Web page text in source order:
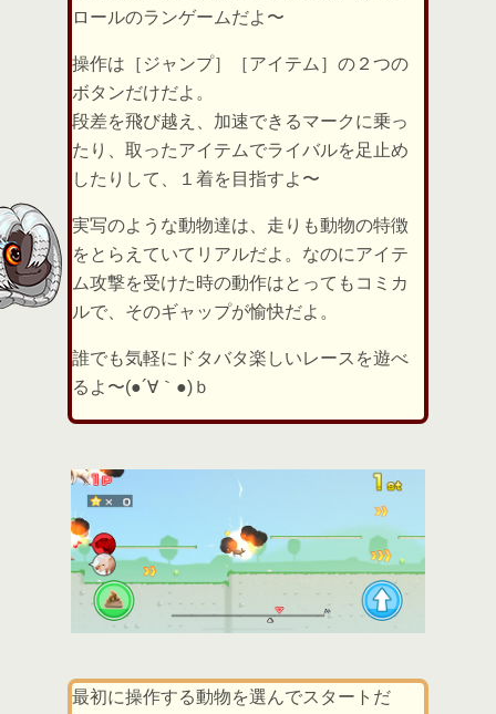
ロールのランゲームだよ〜
操作は［ジャンプ］［アイテム］の２つの
ボタンだけだよ。
段差を飛び越え、加速できるマークに乗っ
たり、取ったアイテムでライバルを足止め
したりして、１着を目指すよ〜
実写のような動物達は、走りも動物の特徴
をとらえていてリアルだよ。なのにアイテ
ム攻撃を受けた時の動作はとってもコミカ
ルで、そのギャップが愉快だよ。
誰でも気軽にドタバタ楽しいレースを遊べ
るよ〜(●´∀｀●)ｂ
最初に操作する動物を選んでスタートだ